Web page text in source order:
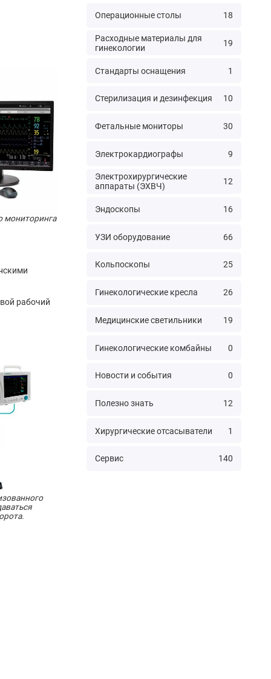
мониторинга
рабочий
Операционные столы 18
Расходные материалы для
гинекологии
19
Стандарты оснащения 1
Стерилизация и дезинфекция 10
Фетальные мониторы 30
Электрокардиографы 9
Электрохирургические
аппараты (ЭХВЧ)
12
Эндоскопы 16
УЗИ оборудование 66
Кольпоскопы 25
Гинекологические кресла 26
Медицинские светильники 19
Гинекологические комбайны 0
Новости и события 0
Полезно знать 12
Хирургические отсасыватели 1
Сервис 140